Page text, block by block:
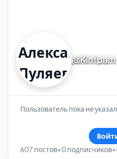
@Kinfpam
Пользователь пока не
607 постов•0 подписчиков•